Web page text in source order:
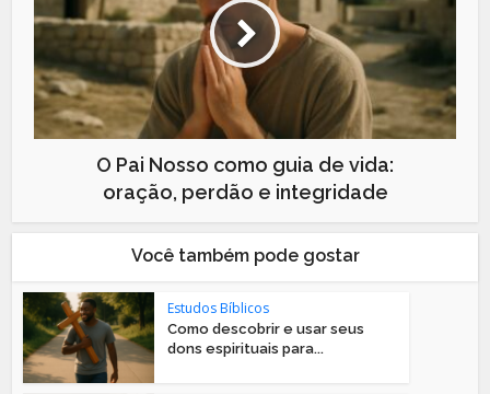
O Pai Nosso como guia de vida:
oração, perdão e integridade
Você também pode gostar
Estudos Bíblicos
Como descobrir e usar seus
dons espirituais para...